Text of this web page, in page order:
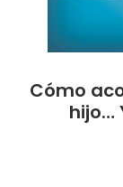
Cómo
hijo…